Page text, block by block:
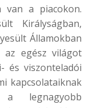
van a piacokon.
Királyságban,
Államokban
az egész világot
és viszonteladói
kapcsolataiknak
a legnagyobb